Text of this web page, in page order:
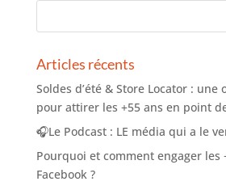
Articles récents
Soldes d’été & Store Locator :
pour attirer les +55 ans en point
🎧Le Podcast : LE média qui a le
Pourquoi et comment engager les
Facebook ?